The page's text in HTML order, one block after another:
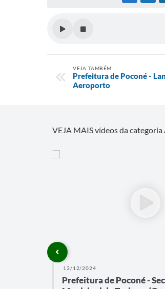
VEJA TAMBÉM
Prefeitura de Poconé -
Aeroporto
VEJA MAIS vídeos da categoria
13/12/2024
Prefeitura de Poconé -